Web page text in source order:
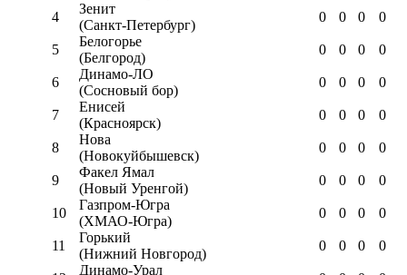
4
Зенит
(Санкт-Петербург)
0 0 0 0
5
Белогорье
(Белгород)
0 0 0 0
6
Динамо-ЛО
(Сосновый бор)
0 0 0 0
7
Енисей
(Красноярск)
0 0 0 0
8
Нова
(Новокуйбышевск)
0 0 0 0
9
Факел Ямал
(Новый Уренгой)
0 0 0 0
10
Газпром-Югра
(ХМАО-Югра)
0 0 0 0
11
Горький
(Нижний Новгород)
0 0 0 0
Динамо-Урал